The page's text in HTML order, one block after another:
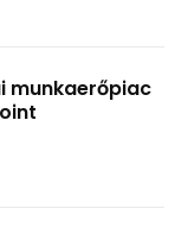
munkaerőpiac